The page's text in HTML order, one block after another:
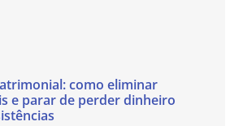
como eliminar
e parar de perder dinheiro